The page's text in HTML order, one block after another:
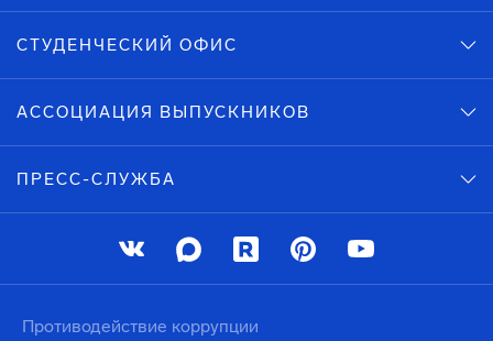
СТУДЕНЧЕСКИЙ ОФИС
АССОЦИАЦИЯ ВЫПУСКНИКОВ
ПРЕСС-СЛУЖБА
Противодействие коррупции